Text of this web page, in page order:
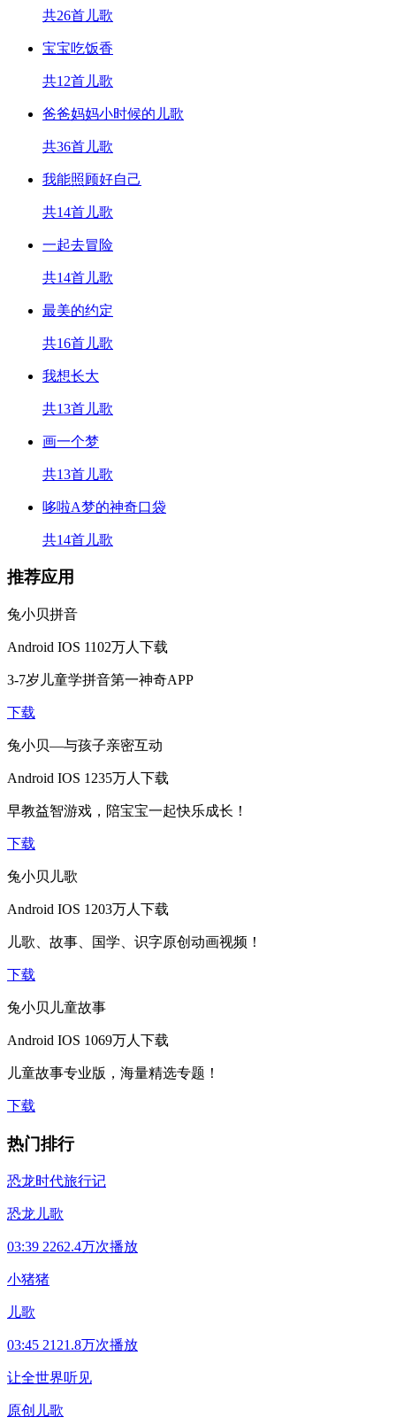
共26首儿歌
宝宝吃饭香
共12首儿歌
爸爸妈妈小时候的儿歌
共36首儿歌
我能照顾好自己
共14首儿歌
一起去冒险
共14首儿歌
最美的约定
共16首儿歌
我想长大
共13首儿歌
画一个梦
共13首儿歌
哆啦A梦的神奇口袋
共14首儿歌
推荐应用
兔小贝拼音
Android IOS 1102万人下载
3-7岁儿童学拼音第一神奇APP
下载
兔小贝—与孩子亲密互动
Android IOS 1235万人下载
早教益智游戏，陪宝宝一起快乐成长！
下载
兔小贝儿歌
Android IOS 1203万人下载
儿歌、故事、国学、识字原创动画视频！
下载
兔小贝儿童故事
Android IOS 1069万人下载
儿童故事专业版，海量精选专题！
下载
热门排行
恐龙时代旅行记
恐龙儿歌
03:39 2262.4万次播放
小猪猪
儿歌
03:45 2121.8万次播放
让全世界听见
原创儿歌